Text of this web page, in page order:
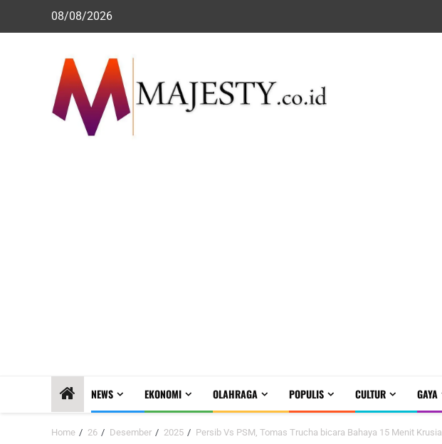
08/08/2026
NEWS EKONOMI OLAHRAGA POPULIS CULTUR GAYA
Home 26 Desember 2025 Persib Vs PSM, Tomas Trucha bicara Bahaya 15 Menit Krusial